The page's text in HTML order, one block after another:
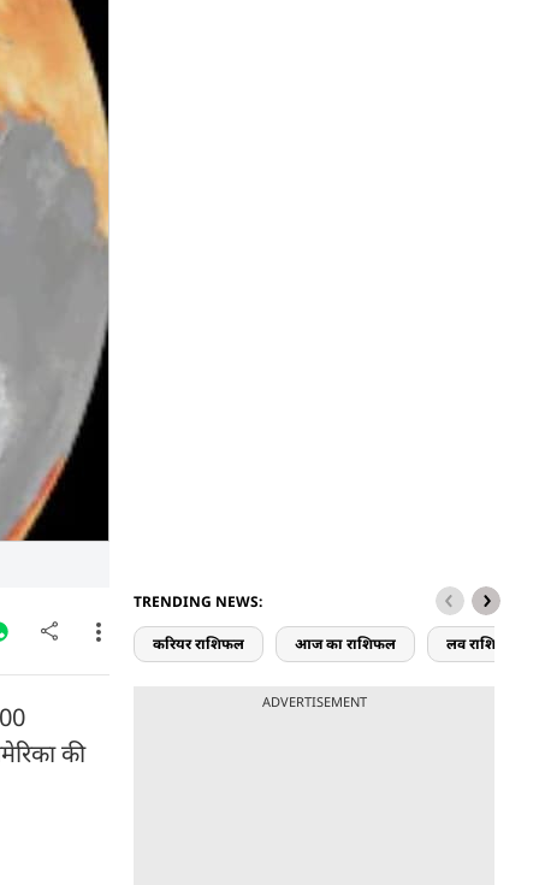
की
TRENDING NEWS:
करियर राशिफल आज का राशिफल लव राशिफल
ADVERTISEMENT